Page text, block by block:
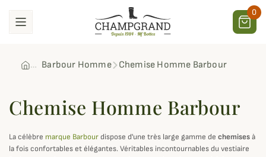
0
Barbour Homme Chemise Homme Barbour
Chemise Homme Barbour
La célèbre marque Barbourdispose d'une très large gamme de chemisesà
la fois confortables et élégantes. Véritables incontournables du vestiaire